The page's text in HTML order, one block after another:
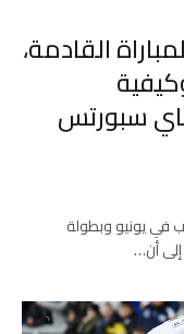
القادمة،
سبورتس
في يونيو وبطولة
إلى أن…